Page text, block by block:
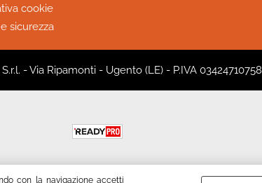
con la navigazione accetti
cookie
sicurezza
- Via Ripamonti - Ugento (LE) - P.IVA 03424710758